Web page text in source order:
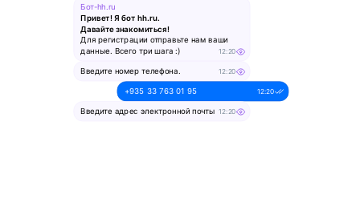
Бот-hh.ru
Привет! Я бот hh.ru.
Давайте знакомиться!
Для регистрации отправьте нам ваши
данные. Всего три шага :)
12:20
Введите номер телефона. 12:20
+935 33 763 01 95 12:20
Введите адрес электронной почты 12:20